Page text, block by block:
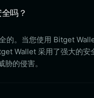
吗？
的。当您使用 Bitget
Wallet 采用了强大的
胁的侵害。